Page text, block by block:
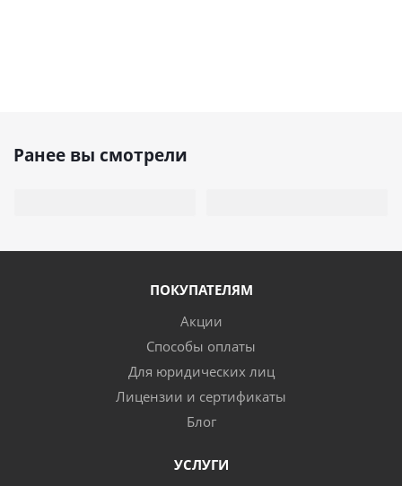
Ранее вы смотрели
ПОКУПАТЕЛЯМ
Акции
Способы оплаты
Для юридических лиц
Лицензии и сертификаты
Блог
УСЛУГИ